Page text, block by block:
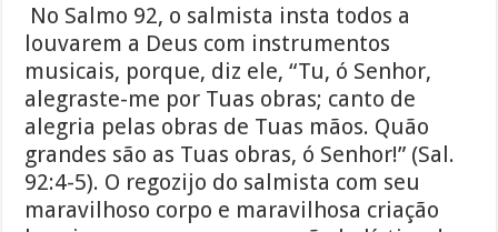
No Salmo 92, o salmista insta todos a
louvarem a Deus com instrumentos
musicais, porque, diz ele, “Tu, ó Senhor,
alegraste-me por Tuas obras; canto de
alegria pelas obras de Tuas mãos. Quão
grandes são as Tuas obras, ó Senhor!” (Sal.
92:4-5). O regozijo do salmista com seu
maravilhoso corpo e maravilhosa criação